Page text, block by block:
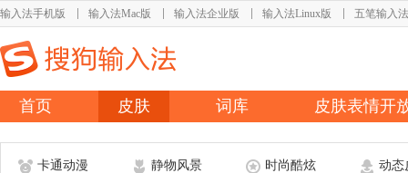
输入法手机版 输入法Mac版 输入法企业版 输入法Linux版 五笔输入法
首页 皮肤 词库 皮肤表情开
卡通动漫 静物风景 时尚酷炫 动态